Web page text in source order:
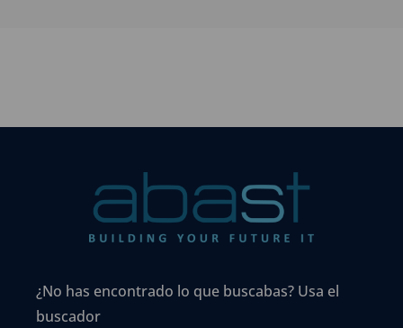
¿No has encontrado lo que buscabas? Usa el
buscador